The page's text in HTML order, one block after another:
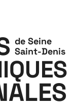
de Seine
Saint-Denis